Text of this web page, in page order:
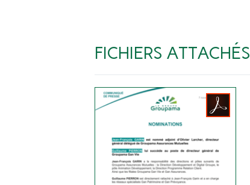
FICHIERS ATTACHÉS